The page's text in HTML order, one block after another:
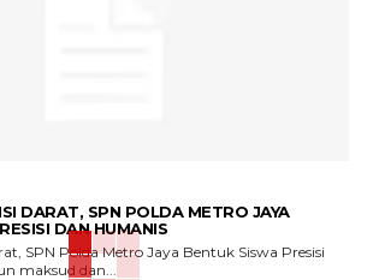
DARAT, SPN POLDA METRO JAYA
DAN HUMANIS
SPN Polda Metro Jaya Bentuk Siswa Presisi
‎Adapun maksud dan...